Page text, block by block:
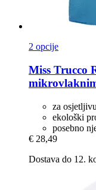
2 opcije
Miss Trucco
za
ekološki
posebno
€ 28,49
Dostava do 12.